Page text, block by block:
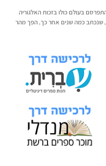
בעולם כולו בזכות האלגוריה
כמה שנים אחר כך, הפך מהר